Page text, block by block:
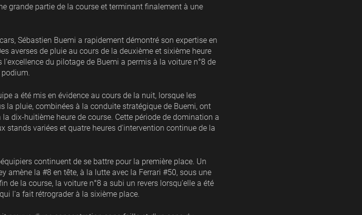
grande partie de la course et terminant finalement à une
Sébastien Buemi a rapidement démontré son expertise en
averses de pluie au cours de la deuxième et sixième heure
du pilotage de Buemi a permis à la voiture n°8 de
a été mis en évidence au cours de la nuit, lorsque les
la pluie, combinées à la conduite stratégique de Buemi, ont
dix-huitième heure de course. Cette période de domination a
stands variées et quatre heures d'intervention continue de la
continuent de se battre pour la première place. Un
amène la #8 en tête, à la lutte avec la Ferrari #50, sous une
de la course, la voiture n°8 a subi un revers lorsqu'elle a été
l'a fait rétrograder à la sixième place.